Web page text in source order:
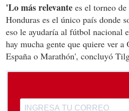
'Lo más relevante es el torneo
Honduras es el único país donde
eso le ayudaría al fútbol nacional
hay mucha gente que quiere ver
España o Marathón', concluyó